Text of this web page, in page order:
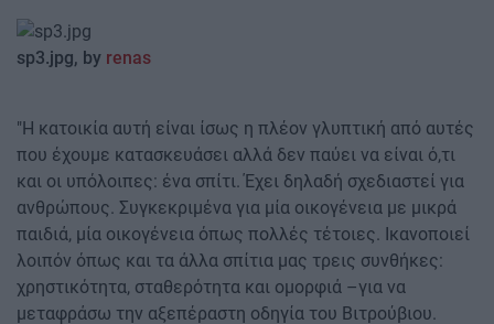
sp3.jpg, by renas
"Η κατοικία αυτή είναι ίσως η πλέον γλυπτική από αυτές
που έχουμε κατασκευάσει αλλά δεν παύει να είναι ό,τι
και οι υπόλοιπες: ένα σπίτι. Έχει δηλαδή σχεδιαστεί για
ανθρώπους. Συγκεκριμένα για μία οικογένεια με μικρά
παιδιά, μία οικογένεια όπως πολλές τέτοιες. Ικανοποιεί
λοιπόν όπως και τα άλλα σπίτια μας τρεις συνθήκες:
χρηστικότητα, σταθερότητα και ομορφιά –για να
μεταφράσω την αξεπέραστη οδηγία του Βιτρούβιου.